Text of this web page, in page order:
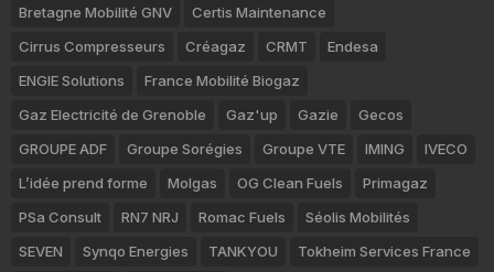
Bretagne Mobilité GNV
Certis Maintenance
Cirrus Compresseurs
Créagaz CRMT
Endesa
ENGIE Solutions
France Mobilité Biogaz
Gaz Electricité de Grenoble
Gaz'up Gazie
Gecos
GROUPE ADF
Groupe Sorégies Groupe VTE IMING
IVECO
L’idée prend forme
Molgas OG Clean Fuels
Primagaz
PSa Consult
RN7 NRJ Romac Fuels
Séolis Mobilités
SEVEN
Synqo Energies TANKYOU Tokheim Services France